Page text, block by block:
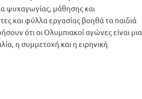
ψυχαγωγίας, μάθησης και
και φύλλα εργασίας βοηθά τα παιδιά
ότι οι Ολυμπιακοί αγώνες είναι μια
η συμμετοχή και η ειρηνική